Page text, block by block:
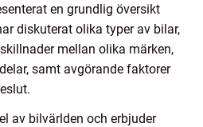
en grundlig översikt
diskuterat olika typer av bilar,
mellan olika märken,
samt avgörande faktorer
av bilvärlden och erbjuder